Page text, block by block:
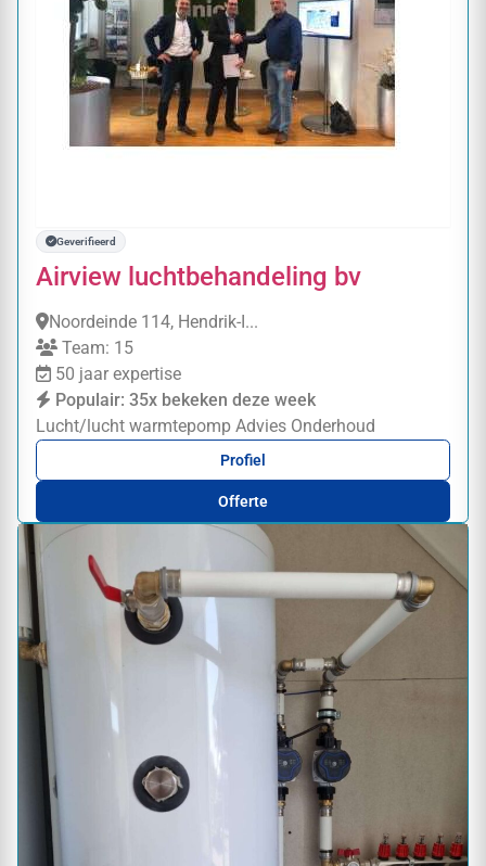
Geverifieerd
Airview luchtbehandeling bv
Noordeinde 114, Hendrik-I...
Team: 15
50 jaar expertise
Populair: 35x bekeken deze week
Lucht/lucht warmtepomp Advies Onderhoud
Profiel
Offerte